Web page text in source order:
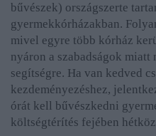
bűvészek) országszerte
gyermekkórházakban.
mivel egyre több kórház
nyáron a szabadságok
segítségre. Ha van kedved
kezdeményezéshez,
órát kell bűvészkedni
költségtérítés fejében